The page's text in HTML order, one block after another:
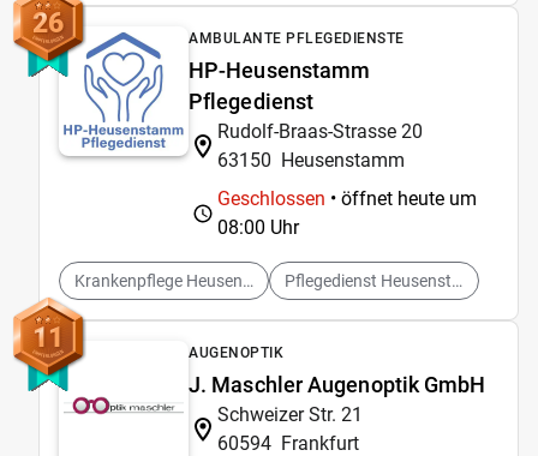
26 AMBULANTE PFLEGEDIENSTE
HP-Heusenstamm
Pflegedienst
Rudolf-Braas-Strasse 20
63150 Heusenstamm
Geschlossen • öffnet heute um
08:00 Uhr
Krankenpflege Heusenstamm Pflegedienst Heusenstamm
11 AUGENOPTIK
J. Maschler Augenoptik GmbH
Schweizer Str. 21
60594 Frankfurt